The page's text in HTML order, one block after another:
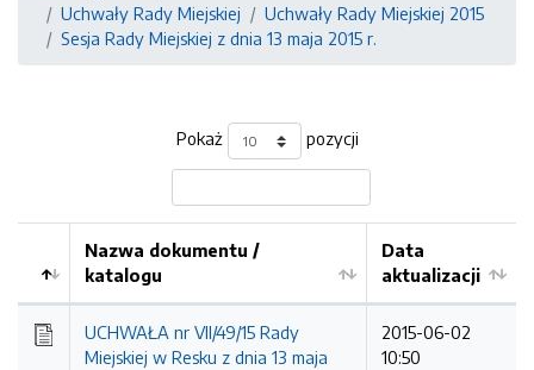
Uchwały Rady Miejskiej
Uchwały Rady Miejskiej 2015
Sesja Rady Miejskiej z dnia 13 maja 2015 r.
Pokaż pozycji
Nazwa dokumentu /
katalogu
Data
aktualizacji
UCHWAŁA nr VII/49/15 Rady
Miejskiej w Resku z dnia 13 maja
2015-06-02
10:50